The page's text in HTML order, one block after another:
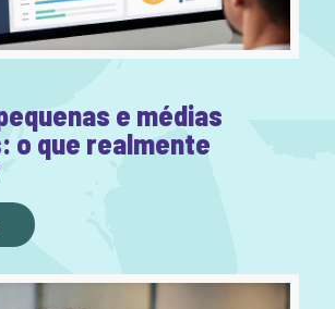
e médias
o que realmente